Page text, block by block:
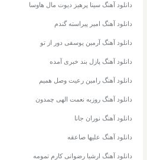
دانلود آهنگ سینا پرهیز دیوت مال هاوسا
دانلود آهنگ امیر پیراسته گندم
دانلود آهنگ آرمین یوسفی دور از تو
دانلود آهنگ پازل بند خبری آمده
دانلود آهنگ رامین رعیت وصل همیم
دانلود آهنگ روزبه نعمت الهی چمدون
دانلود آهنگ نوران جانا
دانلود آهنگ علیها صاعقه
دانلود آهنگ ارشیا رضوانی کارم تمومه